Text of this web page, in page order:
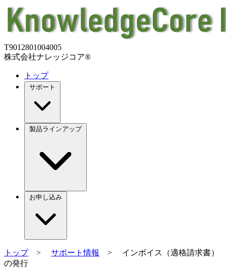
T9012801004005
株式会社ナレッジコア®
トップ
サポート
製品ラインアップ
お申し込み
トップ> サポート情報
> インボイス（適格請求書）
の発行